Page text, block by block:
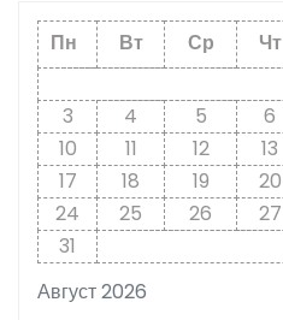
Август 2026
Пн Вт Ср Чт
3
4 5 6
10
11 12 13
17
18 19 20
24
25 26 27
31